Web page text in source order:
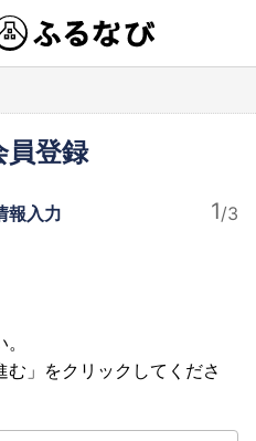
員登録
報入力
」をクリックしてくださ